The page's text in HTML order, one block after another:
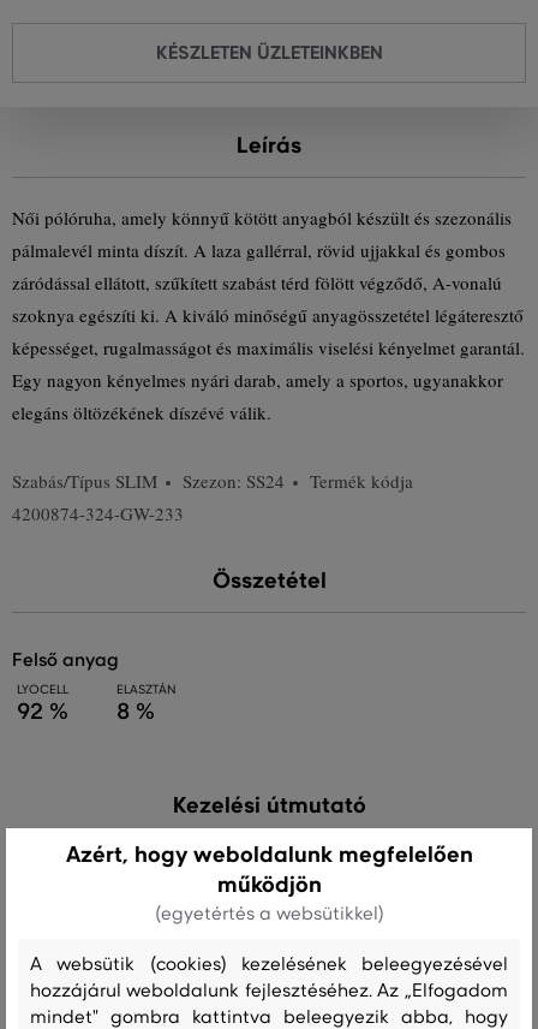
KÉSZLETEN ÜZLETEINKBEN
Leírás
Női pólóruha, amely könnyű kötött anyagból készült és szezonális
pálmalevél minta díszít. A laza gallérral, rövid ujjakkal és gombos
záródással ellátott, szűkített szabást térd fölött végződő, A-vonalú
szoknya egészíti ki. A kiváló minőségű anyagösszetétel légáteresztő
képességet, rugalmasságot és maximális viselési kényelmet garantál.
Egy nagyon kényelmes nyári darab, amely a sportos, ugyanakkor
elegáns öltözékének díszévé válik.
Szabás/Típus SLIM Szezon: SS24
Termék kódja
4200874-324-GW-233
Összetétel
felső anyag
LYOCELL
92 %
ELASZTÁN
8 %
Kezelési útmutató
SZÁRÍTÁS
Ajánlott termékek
Azért, hogy weboldalunk megfelelően
működjön
(egyetértés a websütikkel)
A websütik (cookies) kezelésének beleegyezésével
hozzájárul weboldalunk fejlesztéséhez. Az „Elfogadom
mindet" gombra kattintva beleegyezik abba, hogy